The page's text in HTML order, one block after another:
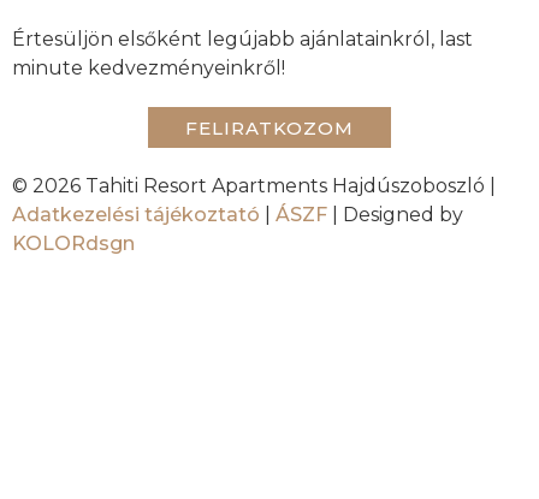
Értesüljön elsőként legújabb ajánlatainkról, last
minute kedvezményeinkről!
FELIRATKOZOM
© 2026 Tahiti Resort Apartments Hajdúszoboszló |
Adatkezelési tájékoztató
ÁSZF | Designed by
KOLORdsgn